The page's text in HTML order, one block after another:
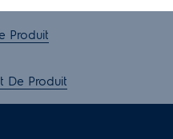
Produit
De Produit